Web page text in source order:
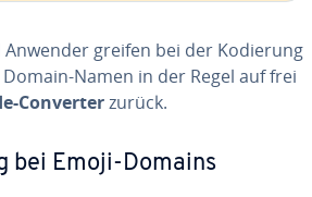
greifen bei der Kodierung
Namen in der Regel auf frei
Converterzurück.
bei Emoji-Domains